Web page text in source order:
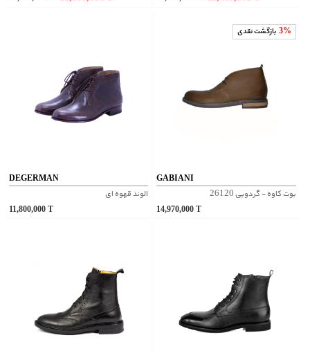
DEGERMAN
الوند قهوه ای
11,800,000T
3% بازگشت نقدی
GABIANI
بوت کاوه - گردویی 26120
14,970,000 T